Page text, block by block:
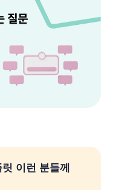
이런 분들께